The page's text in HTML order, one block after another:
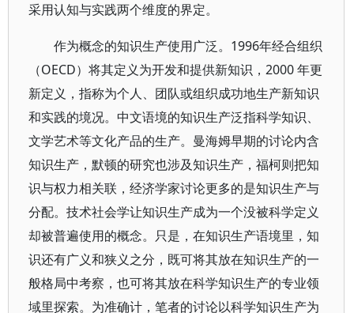
采用认知与实践两个维度的界定。
作为概念的知识生产使用广泛。1996年经合组织
（OECD）将其定义为开发和提供新知识，2000 年更
新定义，指称为个人、团队或组织成功地生产新知识
和实践的境况。中文语境的知识生产泛指科学知识、
文学艺术等文化产品的生产。曼海姆早期的讨论内含
知识生产，默顿的研究也涉及知识生产，福柯则把知
识与权力相关联，经济学家讨论更多的是知识生产与
分配。技术社会学让知识生产成为一个没被科学定义
却被普遍使用的概念。只是，在知识生产语境里，知
识还有广义和狭义之分，既可将其放在知识生产的一
般格局中考察，也可将其放在科学知识生产的专业领
域里探索。为准确计，笔者的讨论以科学知识生产为